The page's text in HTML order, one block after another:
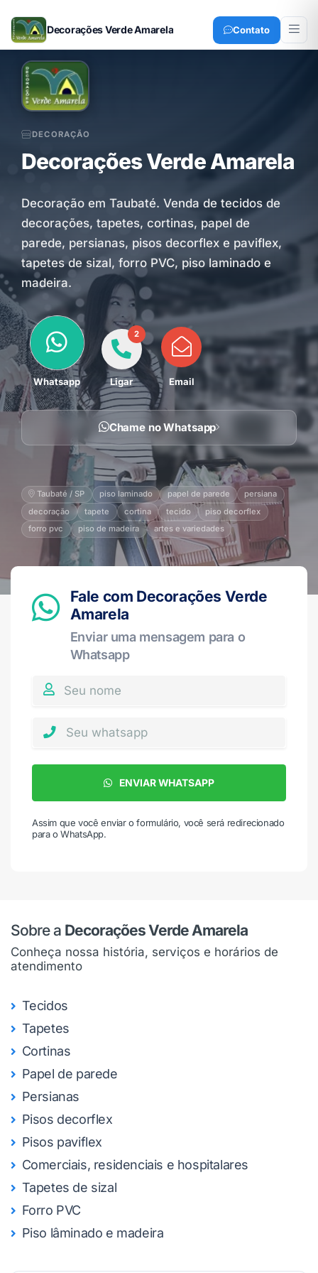
Decorações Verde Amarela Contato
DECORAÇÃO
Decorações Verde Amarela
Decoração em Taubaté. Venda de tecidos de
decorações, tapetes, cortinas, papel de
parede, persianas, pisos decorflex e paviflex,
tapetes de sizal, forro PVC, piso laminado e
madeira.
Whatsapp
2
Ligar Email
Chame no Whatsapp
Taubaté / SP piso laminado papel de parede
persiana
decoração
tapete cortina tecido
piso decorflex
forro pvc
piso de madeira artes e variedades
Fale com Decorações Verde
Amarela
Enviar uma mensagem para o
Whatsapp
ENVIAR WHATSAPP
Assim que você enviar o formulário, você será redirecionado
para o WhatsApp.
Sobre a Decorações Verde Amarela
Conheça nossa história, serviços e horários de
atendimento
Tecidos
Tapetes
Cortinas
Papel de parede
Persianas
Pisos decorflex
Pisos paviflex
Comerciais, residenciais e hospitalares
Tapetes de sizal
Forro PVC
Piso lâminado e madeira